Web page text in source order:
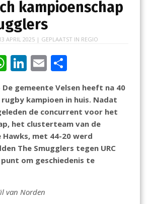
kampioenschap
APRIL 2025| GEPLAATST IN REGIO
W
at
s
A
p
p
Li
k
e
dI
n
E
ai
l
D
el
e
n
gemeente Velsen heeft na 40
kampioen in huis. Nadat
de concurrent voor het
het clusterteam van de
Hawks, met 44-20 werd
The Smugglers tegen URC
om geschiedenis te
van Norden